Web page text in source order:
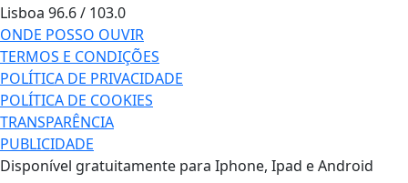
Lisboa 96.6 / 103.0
ONDE POSSO OUVIR
TERMOS E CONDIÇÕES
POLÍTICA DE PRIVACIDADE
POLÍTICA DE COOKIES
TRANSPARÊNCIA
PUBLICIDADE
Disponível gratuitamente para Iphone, Ipad e Android